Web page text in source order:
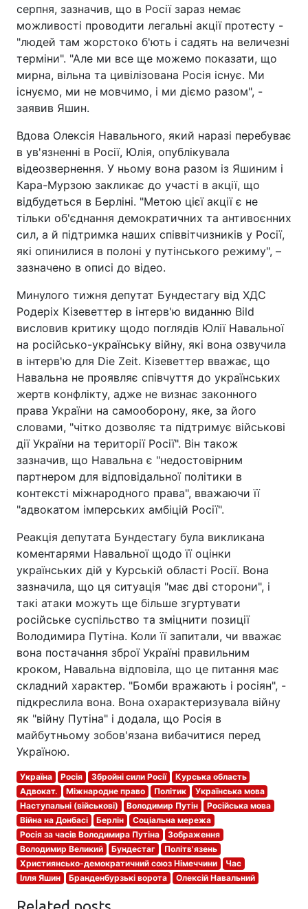
серпня, зазначив, що в Росії зараз немає
можливості проводити легальні акції протесту -
"людей там жорстоко б'ють і садять на величезні
терміни". "Але ми все ще можемо показати, що
мирна, вільна та цивілізована Росія існує. Ми
існуємо, ми не мовчимо, і ми діємо разом", -
заявив Яшин.
Вдова Олексія Навального, який наразі перебуває
в ув'язненні в Росії, Юлія, опублікувала
відеозвернення. У ньому вона разом із Яшиним і
Кара-Мурзою закликає до участі в акції, що
відбудеться в Берліні. "Метою цієї акції є не
тільки об'єднання демократичних та антивоєнних
сил, а й підтримка наших співвітчизників у Росії,
які опинилися в полоні у путінського режиму", –
зазначено в описі до відео.
Минулого тижня депутат Бундестагу від ХДС
Родеріх Кізеветтер в інтерв'ю виданню Bild
висловив критику щодо поглядів Юлії Навальної
на російсько-українську війну, які вона озвучила
в інтерв'ю для Die Zeit. Кізеветтер вважає, що
Навальна не проявляє співчуття до українських
жертв конфлікту, адже не визнає законного
права України на самооборону, яке, за його
словами, "чітко дозволяє та підтримує військові
дії України на території Росії". Він також
зазначив, що Навальна є "недостовірним
партнером для відповідальної політики в
контексті міжнародного права", вважаючи її
"адвокатом імперських амбіцій Росії".
Реакція депутата Бундестагу була викликана
коментарями Навальної щодо її оцінки
українських дій у Курській області Росії. Вона
зазначила, що ця ситуація "має дві сторони", і
такі атаки можуть ще більше згуртувати
російське суспільство та зміцнити позиції
Володимира Путіна. Коли її запитали, чи вважає
вона постачання зброї Україні правильним
кроком, Навальна відповіла, що це питання має
складний характер. "Бомби вражають і росіян", -
підкреслила вона. Вона охарактеризувала війну
як "війну Путіна" і додала, що Росія в
майбутньому зобов'язана вибачитися перед
Україною.
Україна Росія Збройні сили Росії
Курська область
Адвокат.
Міжнародне право Політик
Українська мова
Наступальні (військові)
Володимир Путін
Російська мова
Війна на Донбасі
Берлін
Соціальна мережа
Росія за часів Володимира Путіна
Зображення
Володимир Великий
Бундестаг
Політв'язень
Християнсько-демократичний союз Німеччини
Час
Ілля Яшин
Бранденбурзькі ворота Олексій Навальний